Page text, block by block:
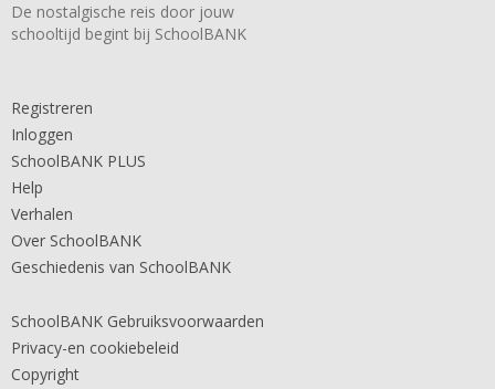
De nostalgische reis door jouw
schooltijd begint bij SchoolBANK
Registreren
Inloggen
SchoolBANK PLUS
Help
Verhalen
Over SchoolBANK
Geschiedenis van SchoolBANK
SchoolBANK Gebruiksvoorwaarden
Privacy-en cookiebeleid
Copyright